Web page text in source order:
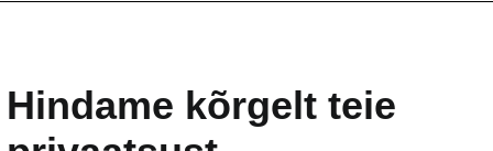
lukustusega haagisekonks
Hindame kõrgelt teie